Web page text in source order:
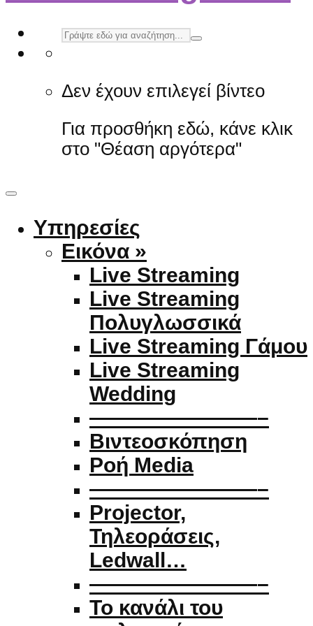
Δεν έχουν επιλεγεί βίντεο
Για προσθήκη εδώ, κάνε κλικ
στο "Θέαση αργότερα"
Υπηρεσίες
Εικόνα »
Live Streaming
Live Streaming
Πολυγλωσσικά
Live Streaming Γάμου
Live Streaming
Wedding
————————–
Βιντεοσκόπηση
Ροή Media
————————–
Projector,
Τηλεοράσεις,
Ledwall…
————————–
Το κανάλι του